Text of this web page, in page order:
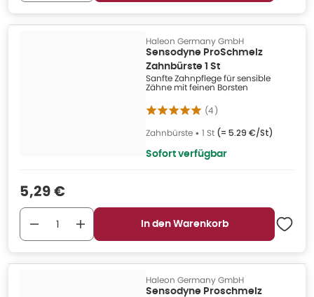
Haleon Germany GmbH
Sensodyne ProSchmelz
Zahnbürste 1 St
Sanfte Zahnpflege für sensible
Zähne mit feinen Borsten
(4)
Zahnbürste • 1 St (= 5.29 €/St)
Sofort verfügbar
Verkaufspreis
5,29 €
In den Warenkorb
Haleon Germany GmbH
Sensodyne Proschmelz